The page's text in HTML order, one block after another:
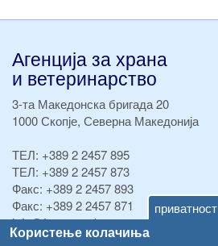
приватност
Користење колачиња
Агенција за храна
и ветеринарство
3-та Македонска бригада 20
1000 Скопје, Северна Македонија
ТЕЛ: +389 2 2457 895
ТЕЛ: +389 2 2457 873
Факс: +389 2 2457 893
Факс: +389 2 2457 871
info@fva.gov.mk